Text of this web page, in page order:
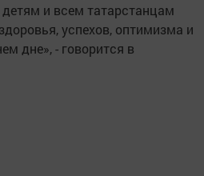
и всем татарстанцам
успехов, оптимизма и
дне», - говорится в